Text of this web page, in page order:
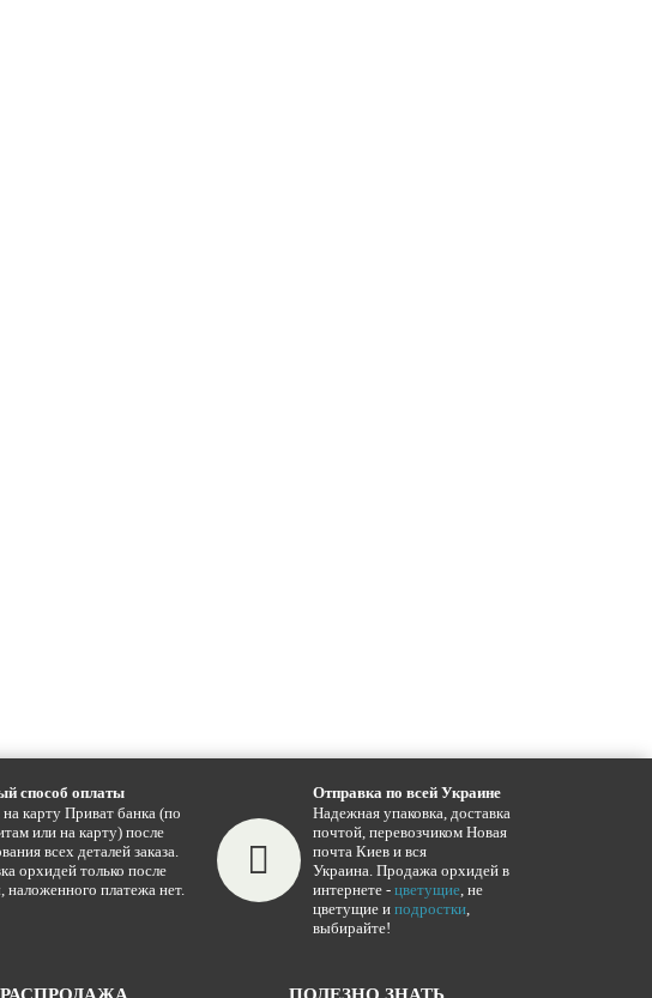
способ оплаты
карту Приват банка (по
или на карту) после
всех деталей заказа.
орхидей только после
наложенного платежа нет.
Отправка по всей Украине
Надежная упаковка, доставка
почтой, перевозчиком Новая
почта Киев и вся
Украина. Продажа орхидей в
интернете - цветущие, не
цветущие и подростки,
выбирайте!